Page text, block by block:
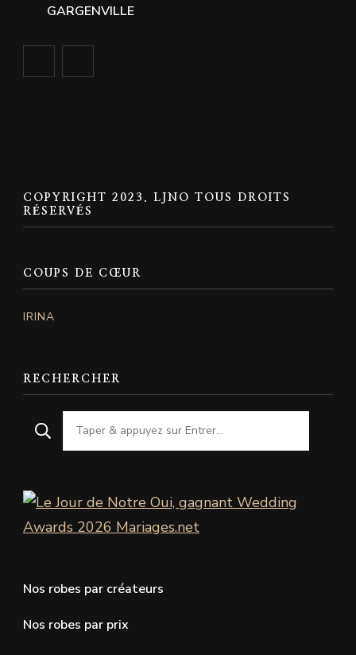
GARGENVILLE
COPYRIGHT 2023. LJNO TOUS DROITS
RÉSERVÉS
COUPS DE CŒUR
IRINA
RECHERCHER
Nos robes par créateurs
Nos robes par prix